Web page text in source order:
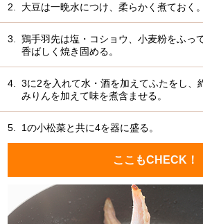
2. 大豆は一晩水につけ、柔らかく煮ておく。
3.
鶏手羽先は塩・コショウ、小麦粉をふっ
香ばしく焼き固める。
4.
3に2を入れて水・酒を加えてふたをし、
みりんを加えて味を煮含ませる。
5. 1の小松菜と共に4を器に盛る。
ここもCHECK！